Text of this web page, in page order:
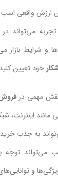
ارزش واقعی اسب
تجربه
و شرایط بازار
خود تعیین
نقش مهمی در
مانند
به جذب
می‌تواند
و